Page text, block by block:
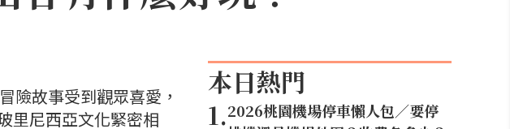
險故事受到觀眾喜愛，
里尼西亞文化緊密相
本日熱門
1.2026桃園機場停車懶人包／要停